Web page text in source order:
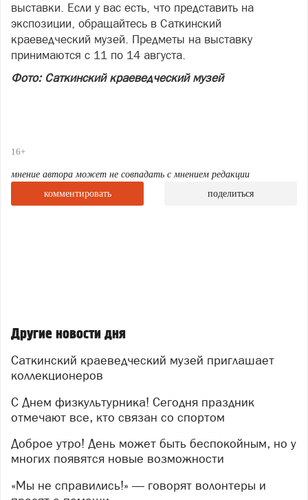
выставки. Если у вас есть, что представить на
экспозиции, обращайтесь в Саткинский
краеведческий музей. Предметы на выставку
принимаются с 11 по 14 августа.
Фото: Саткинский краеведческий музей
16+
мнение автора может не совпадать с мнением редакции
комментировать
поделиться
Другие новости дня
Саткинский краеведческий музей приглашает
коллекционеров
С Днем физкультурника! Сегодня праздник
отмечают все, кто связан со спортом
Доброе утро! День может быть беспокойным, но у
многих появятся новые возможности
«Мы не справились!» — говорят волонтеры и